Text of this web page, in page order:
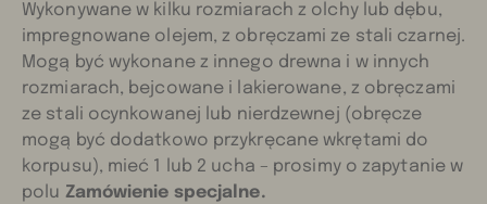
Wykonywane w kilku rozmiarach z olchy lub dębu,
impregnowane olejem, z obręczami ze stali czarnej.
Mogą być wykonane z innego drewna i w innych
rozmiarach, bejcowane i lakierowane, z obręczami
ze stali ocynkowanej lub nierdzewnej (obręcze
mogą być dodatkowo przykręcane wkrętami do
korpusu), mieć 1 lub 2 ucha – prosimy o zapytanie w
polu Zamówienie specjalne.